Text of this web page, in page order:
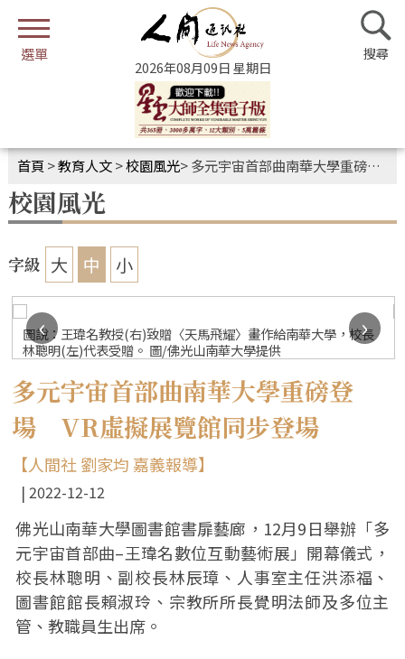
2026年08月09日 星期日
首頁 >教育人文>校園風光>多元宇宙首部曲南華大學重磅登場 VR虛擬展覽館同步登場
校園風光
字級 大 中 小
圖說：王瑋名教授(右)致贈〈天馬飛耀〉畫作給南華大學，校長
林聰明(左)代表受贈。 圖/佛光山南華大學提供
‹
›
多元宇宙首部曲南華大學重磅登
場 VR虛擬展覽館同步登場
【人間社 劉家均 嘉義報導】
2022-12-12
佛光山南華大學圖書館書扉藝廊，12月9日舉辦「多
元宇宙首部曲–王瑋名數位互動藝術展」開幕儀式，
校長林聰明、副校長林辰璋、人事室主任洪添福、
圖書館館長賴淑玲、宗教所所長覺明法師及多位主
管、教職員生出席。